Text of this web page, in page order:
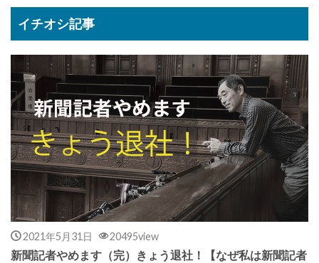
イチオシ記事
2021年5月31日 20495view
新聞記者やめます（完）きょう退社！【なぜ私は新聞記者